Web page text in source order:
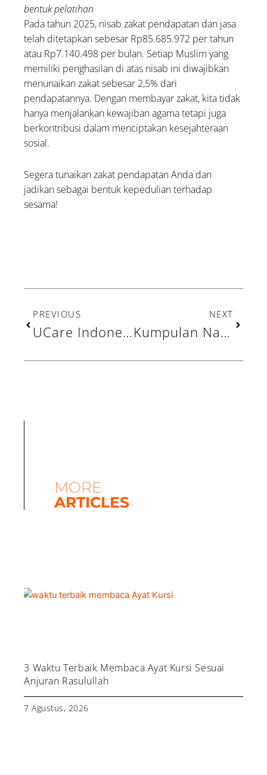
bentuk pelatihan
Pada tahun 2025, nisab zakat pendapatan dan jasa
telah ditetapkan sebesar Rp85.685.972 per tahun
atau Rp7.140.498 per bulan. Setiap Muslim yang
memiliki penghasilan di atas nisab ini diwajibkan
menunaikan zakat sebesar 2,5% dari
pendapatannya. Dengan membayar zakat, kita tidak
hanya menjalankan kewajiban agama tetapi juga
berkontribusi dalam menciptakan kesejahteraan
sosial.
Segera tunaikan zakat pendapatan Anda dan
jadikan sebagai bentuk kepedulian terhadap
sesama!
PREVIOUS
UCare Indonesia dan TDA Berikan Bantuan Modal Usaha Bakso Bakar kepada Pejuang Keluarga
NEXT
Kumpulan Nasihat Persiapan Diri Sebelum Ramadhan
MORE
ARTICLES
3 Waktu Terbaik Membaca Ayat Kursi Sesuai
Anjuran Rasulullah
7 Agustus, 2026